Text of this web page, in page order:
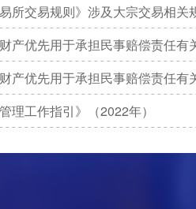
所交易规则》涉及大宗交易相关
产优先用于承担民事赔偿责任有
产优先用于承担民事赔偿责任有
理工作指引》（2022年）